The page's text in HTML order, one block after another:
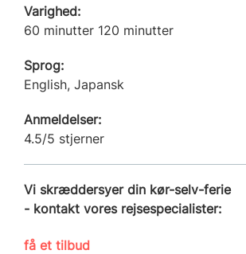
Varighed:
60 minutter 120 minutter
Sprog:
English, Japansk
Anmeldelser:
4.5/5 stjerner
Vi skræddersyer din kør-selv-ferie
- kontakt vores rejsespecialister:
få et tilbud